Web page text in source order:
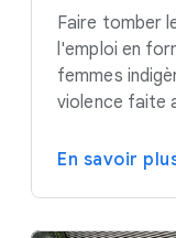
Faire tomber
l'emploi en
femmes
violence faite
En savoir